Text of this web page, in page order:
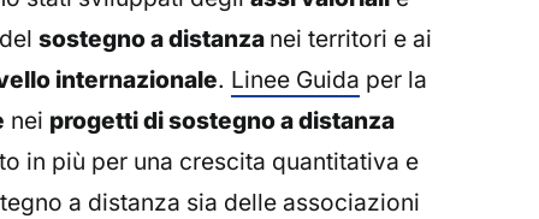
sostegno a distanza nei territori e ai
internazionale. Linee Guida per la
nei progetti di sostegno a distanza
in più per una crescita quantitativa e
a distanza sia delle associazioni